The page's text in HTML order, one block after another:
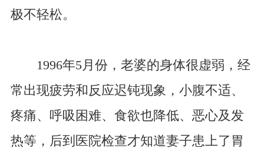
极不轻松。
1996年5月份，老婆的身体很虚弱，经
常出现疲劳和反应迟钝现象，小腹不适、
疼痛、呼吸困难、食欲也降低、恶心及发
热等，后到医院检查才知道妻子患上了胃